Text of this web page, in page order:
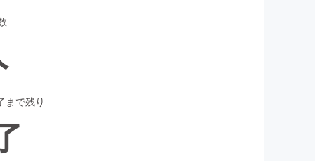
まで残り